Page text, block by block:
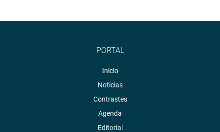
PORTAL
Inicio
Noticias
Contrastes
Agenda
Editorial